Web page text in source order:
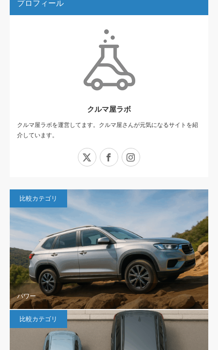
プロフィール
クルマ屋ラボ
クルマ屋ラボを運営してます。クルマ屋さんが元気になるサイトを紹
介しています。
Facebook
比較カテゴリ
パワー
比較カテゴリ